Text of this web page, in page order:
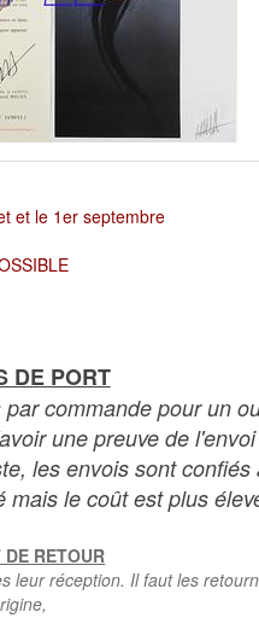
et le 1er septembre
DE PORT
commande pour un
une preuve de
les envois sont
le coût est plus
DE RETOUR
leur réception. Il faut les